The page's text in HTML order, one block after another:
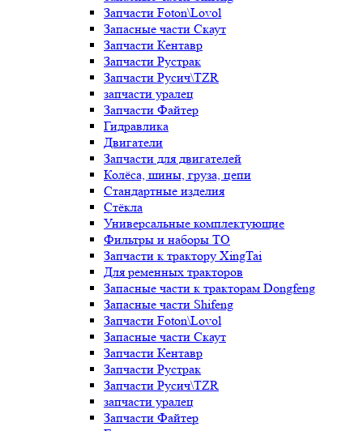
Запчасти Foton\Lovol
Запасные части Скаут
Запчасти Кентавр
Запчасти Рустрак
Запчасти Русич\TZR
запчасти уралец
Запчасти Файтер
Гидравлика
Двигатели
Запчасти для двигателей
Колёса, шины, груза, цепи
Стандартные изделия
Стёкла
Универсальные комплектующие
Фильтры и наборы ТО
Запчасти к трактору XingTai
Для ременных тракторов
Запасные части к тракторам Dongfeng
Запасные части Shifeng
Запчасти Foton\Lovol
Запасные части Скаут
Запчасти Кентавр
Запчасти Рустрак
Запчасти Русич\TZR
запчасти уралец
Запчасти Файтер